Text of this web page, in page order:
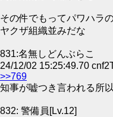
その件でもってパワハラ
ヤクザ組織並みだな
831:名無しどんぶらこ
24/12/02 15:25:49.70
>>769
知事が嘘つき言われる所
832: 警備員[Lv.12]